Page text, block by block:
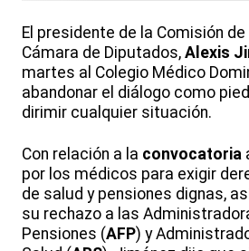
El presidente de la Comisión
Cámara de Diputados, Alexis
martes al Colegio Médico
abandonar el diálogo como
dirimir cualquier situación.
Con relación a la convocatoria
por los médicos para exigir
de salud y pensiones dignas,
su rechazo a las
Pensiones (AFP) y